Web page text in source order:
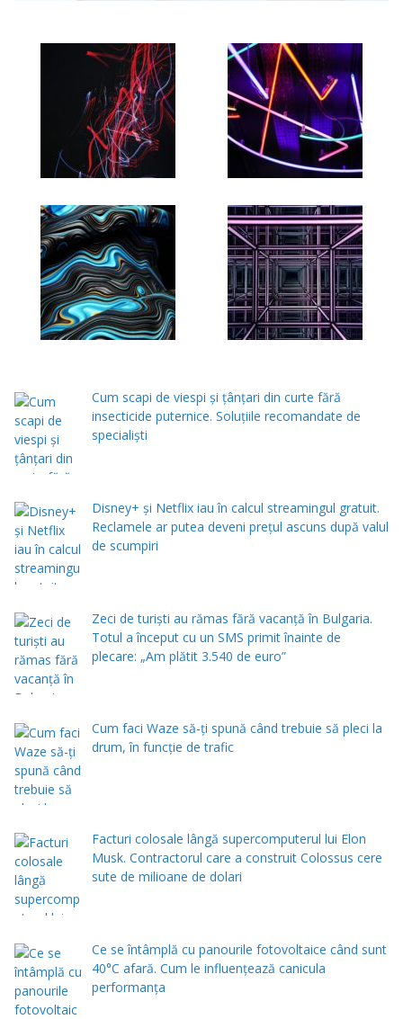
Cum scapi de viespi și țânțari din curte fără
insecticide puternice. Soluțiile recomandate de
specialiști
Disney+ și Netflix iau în calcul streamingul gratuit.
Reclamele ar putea deveni prețul ascuns după valul
de scumpiri
Zeci de turiști au rămas fără vacanță în Bulgaria.
Totul a început cu un SMS primit înainte de
plecare: „Am plătit 3.540 de euro”
Cum faci Waze să-ți spună când trebuie să pleci la
drum, în funcție de trafic
Facturi colosale lângă supercomputerul lui Elon
Musk. Contractorul care a construit Colossus cere
sute de milioane de dolari
Ce se întâmplă cu panourile fotovoltaice când sunt
40°C afară. Cum le influențează canicula
performanța